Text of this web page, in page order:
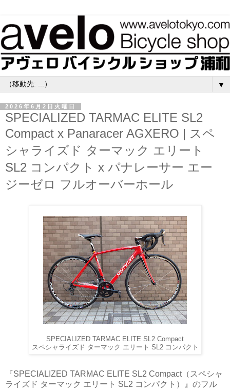
▼
2026年6月2日火曜日
SPECIALIZED TARMAC ELITE SL2
Compact x Panaracer AGXERO | スペ
シャライズド ターマック エリート
SL2 コンパクト x パナレーサー エー
ジーゼロ フルオーバーホール
SPECIALIZED TARMAC ELITE SL2 Compact
スペシャライズド ターマック エリート SL2 コンパクト
『SPECIALIZED TARMAC ELITE SL2 Compact（スペシャ
ライズド ターマック エリート SL2 コンパクト）』のフル